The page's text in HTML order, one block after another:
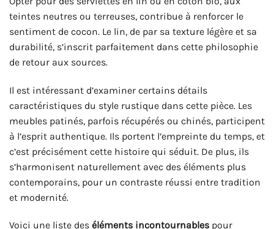
teintes neutres ou terreuses, contribue à renforcer le
sentiment de cocon. Le lin, de par sa texture légère et sa
durabilité, s’inscrit parfaitement dans cette philosophie
de retour aux sources.
Il est intéressant d’examiner certains détails
caractéristiques du style rustique dans cette pièce. Les
meubles patinés, parfois récupérés ou chinés, participent
à l’esprit authentique. Ils portent l’empreinte du temps, et
c’est précisément cette histoire qui séduit. De plus, ils
s’harmonisent naturellement avec des éléments plus
contemporains, pour un contraste réussi entre tradition
et modernité.
Voici une liste des éléments incontournables pour